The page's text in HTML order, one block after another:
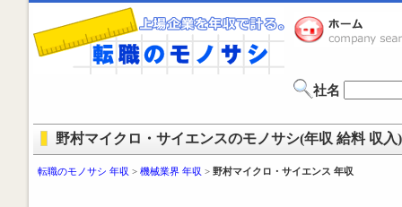
社名
野村マイクロ・サイエンスのモノサシ(年収 給料 収入)
転職のモノサシ 年収 > 機械業界 年収 > 野村マイクロ・サイエンス 年収